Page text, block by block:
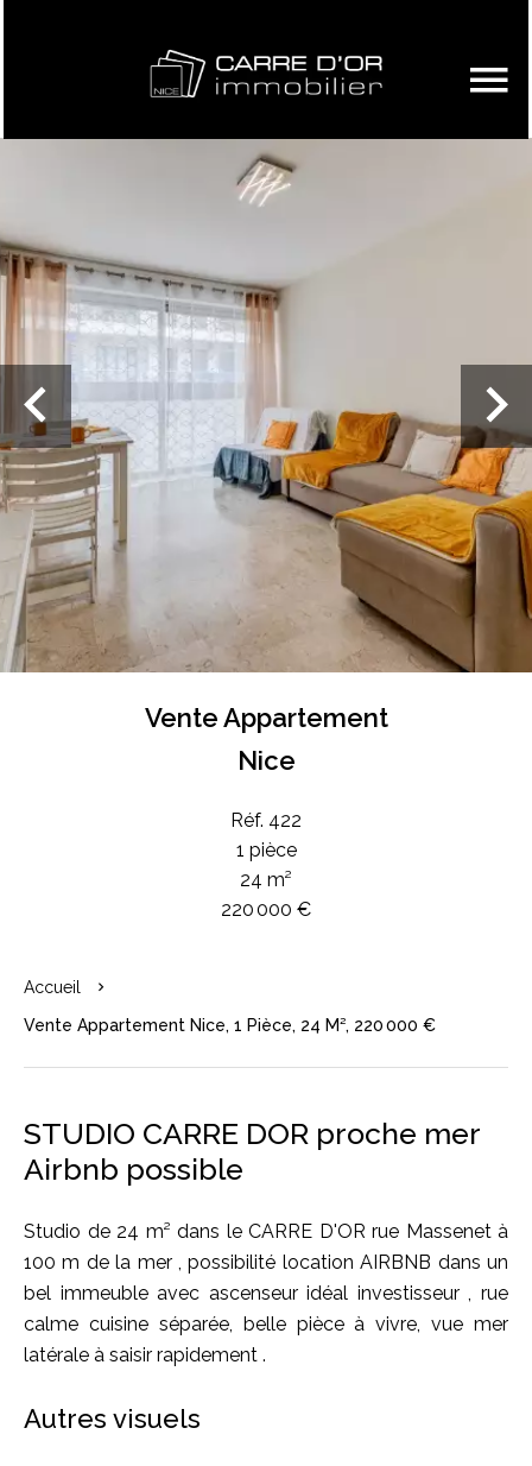
Vente Appartement
Nice
Réf. 422
1 pièce
24 m²
220 000 €
Accueil
Vente Appartement Nice, 1 Pièce, 24 M², 220 000 €
STUDIO CARRE DOR proche mer
Airbnb possible
Studio de 24 m² dans le CARRE D'OR rue Massenet à
100 m de la mer , possibilité location AIRBNB dans un
bel immeuble avec ascenseur idéal investisseur , rue
calme cuisine séparée, belle pièce à vivre, vue mer
latérale à saisir rapidement .
Autres visuels